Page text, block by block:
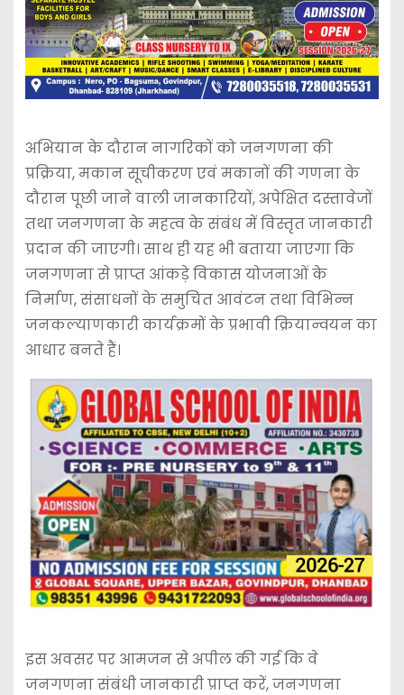
अभियान के दौरान नागरिकों को जनगणना की
प्रक्रिया, मकान सूचीकरण एवं मकानों की गणना के
दौरान पूछी जाने वाली जानकारियों, अपेक्षित दस्तावेजों
तथा जनगणना के महत्व के संबंध में विस्तृत जानकारी
प्रदान की जाएगी। साथ ही यह भी बताया जाएगा कि
जनगणना से प्राप्त आंकड़े विकास योजनाओं के
निर्माण, संसाधनों के समुचित आवंटन तथा विभिन्न
जनकल्याणकारी कार्यक्रमों के प्रभावी क्रियान्वयन का
आधार बनते हैं।
इस अवसर पर आमजन से अपील की गई कि वे
जनगणना संबंधी जानकारी प्राप्त करें, जनगणना